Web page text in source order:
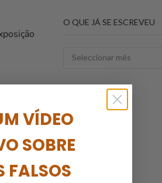
a
cristal,
O QUE JÁ SE ESCREVEU
VÍDEO
SOBRE
FALSOS